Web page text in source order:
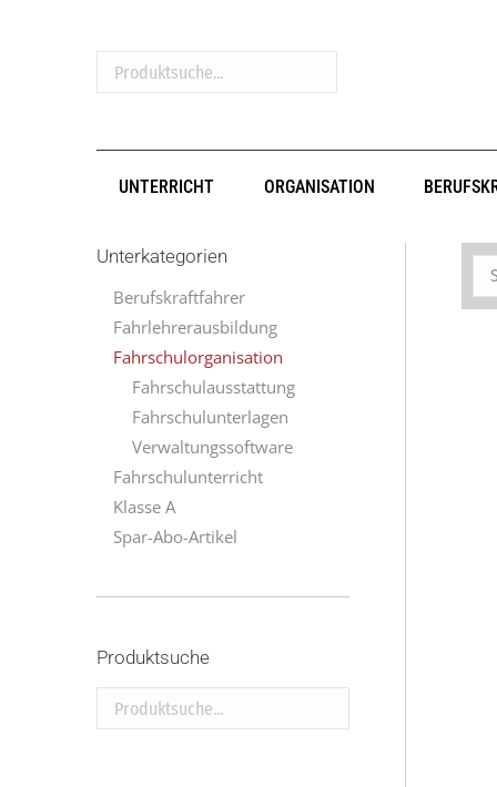
Produktsuche...
UNTERRICHT ORGANISATION
Unterkategorien
Berufskraftfahrer
Fahrlehrerausbildung
Fahrschulorganisation
Fahrschulausstattung
Fahrschulunterlagen
Verwaltungssoftware
Fahrschulunterricht
Klasse A
Spar-Abo-Artikel
Produktsuche
Produktsuche...